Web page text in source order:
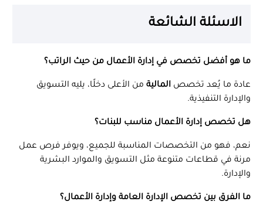
الاسئلة الشائعة
ما هو أفضل تخصص في إدارة الأعمال من حيث الراتب؟
عادة ما يُعد تخصص المالية من الأعلى دخلًا، يليه التسويق
والإدارة التنفيذية.
هل تخصص إدارة الأعمال مناسب للبنات؟
نعم، فهو من التخصصات المناسبة للجميع، ويوفر فرص عمل
مرنة في قطاعات متنوعة مثل التسويق والموارد البشرية
والإدارة.
ما الفرق بين تخصص الإدارة العامة وإدارة الأعمال؟